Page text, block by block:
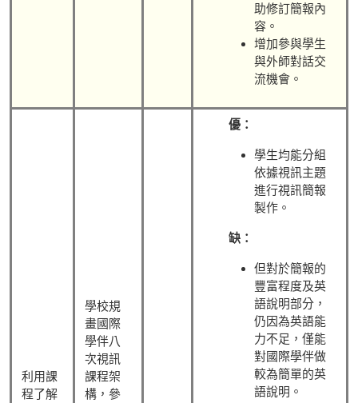
助修訂簡報內
容。
增加參與學生
與外師對話交
流機會。
利用課
程了解
學校規
畫國際
學伴八
次視訊
課程架
構，參
優：
學生均能分組
依據視訊主題
進行視訊簡報
製作。
缺：
但對於簡報的
豐富程度及英
語說明部分，
仍因為英語能
力不足，僅能
對國際學伴做
較為簡單的英
語說明。